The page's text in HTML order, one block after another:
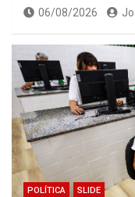
06/08/2026
POLÍTICA SLIDE